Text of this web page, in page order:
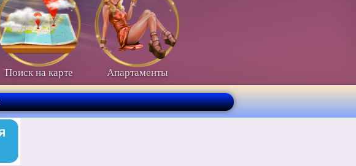
Поиск на карте Апартаменты